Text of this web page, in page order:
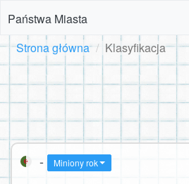
Państwa Miasta
Strona główna Klasyfikacja
- Miniony rok